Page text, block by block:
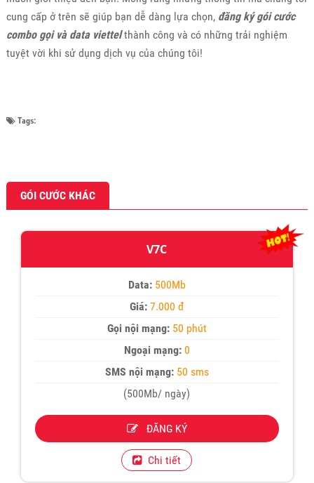
cung cấp ở trên sẽ giúp bạn dễ dàng lựa chọn, đăng ký gói cước
combo gọi và data viettelthành công và có những trải nghiệm
tuyệt vời khi sử dụng dịch vụ của chúng tôi!
Tags:
GÓI CƯỚC KHÁC
V7C
Data: 500Mb
Giá:7.000 đ
Gọi nội mạng: 50 phút
Ngoại mạng: 0
SMS nội mạng: 50 sms
(500Mb/ ngày)
ĐĂNG KÝ
Chi tiết